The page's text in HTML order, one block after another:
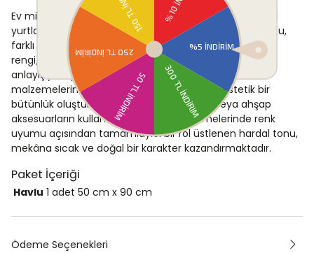
Ev misafirhanesi banyoları, yazlık konutlar veya öğrenci
yurtları gibi alanlarda da rahatlıkla kullanılabilen bu havlu,
farklı mekân ihtiyaçlarına kolayca uyum sağlar. Hardal
rengi, toprak tonlarını ön plana çıkaran dekorasyon
anlayışıyla uyumlu olduğundan, özellikle doğal
malzemelerin tercih edildiği iç mekânlarda estetik bir
bütünlük oluşturmayı kolaylaştırır. Bambu veya ahşap
aksesuarların kullanıldığı banyo düzenlemelerinde renk
uyumu açısından tamamlayıcı bir rol üstlenen hardal tonu,
mekâna sıcak ve doğal bir karakter kazandırmaktadır.
Paket İçeriği
Havlu 1 adet 50 cm x 90 cm
Ödeme Seçenekleri